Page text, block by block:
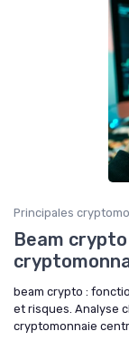
Principales
Beam
beam crypto :
et risques. Analyse
cryptomonnaie